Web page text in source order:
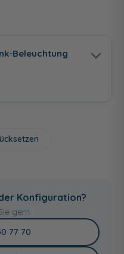
Beleuchtung
Konfiguration?
gern.
77 70